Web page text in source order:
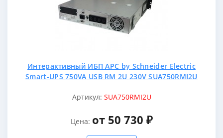
Интерактивный ИБП APC by Schneider Electric
Smart-UPS 750VA USB RM 2U 230V SUA750RMI2U
Артикул: SUA750RMI2U
Цена: от 50 730 ₽